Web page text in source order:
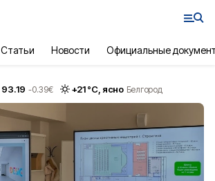
Статьи Новости Официальные
93.19 -0.39€ +21°С, ясно Белгород